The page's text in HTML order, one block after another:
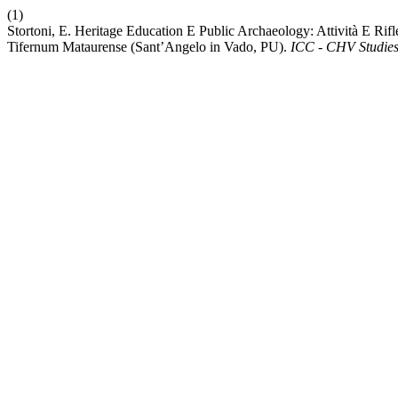
(1)
Stortoni, E. Heritage Education E Public Archaeology: Attività E
Tifernum Mataurense (Sant’Angelo in Vado, PU). ICC - CHV Studies